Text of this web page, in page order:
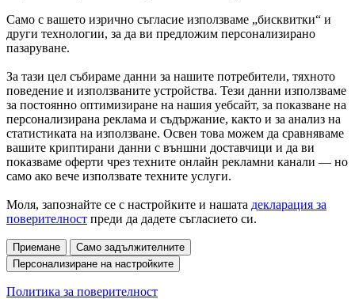
Само с вашето изрично съгласие използваме „бисквитки“ и
други технологии, за да ви предложим персонализирано
пазаруване.
За тази цел събираме данни за нашите потребители, тяхното
поведение и използваните устройства. Тези данни използваме
за постоянно оптимизиране на нашия уебсайт, за показване на
персонализирана реклама и съдържание, както и за анализ на
статистиката на използване. Освен това можем да сравняваме
вашите криптирани данни с външни доставчици и да ви
показваме оферти чрез техните онлайн рекламни канали — но
само ако вече използвате техните услуги.
Моля, запознайте се с настройките и нашата декларация за
поверителност преди да дадете съгласието си.
Приемане
Само задължителните
Персонализиране на настройките
Политика за поверителност